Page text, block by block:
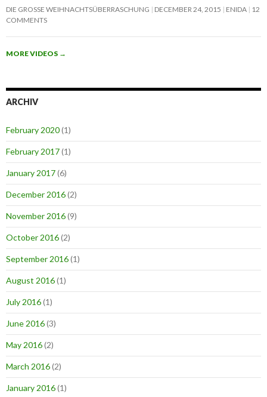
DIE GROSSE WEIHNACHTSÜBERRASCHUNG DECEMBER 24, 2015 ENIDA
12
COMMENTS
MORE VIDEOS →
ARCHIV
February 2020(1)
February 2017(1)
January 2017(6)
December 2016(2)
November 2016(9)
October 2016(2)
September 2016(1)
August 2016(1)
July 2016(1)
June 2016(3)
May 2016(2)
March 2016(2)
January 2016(1)